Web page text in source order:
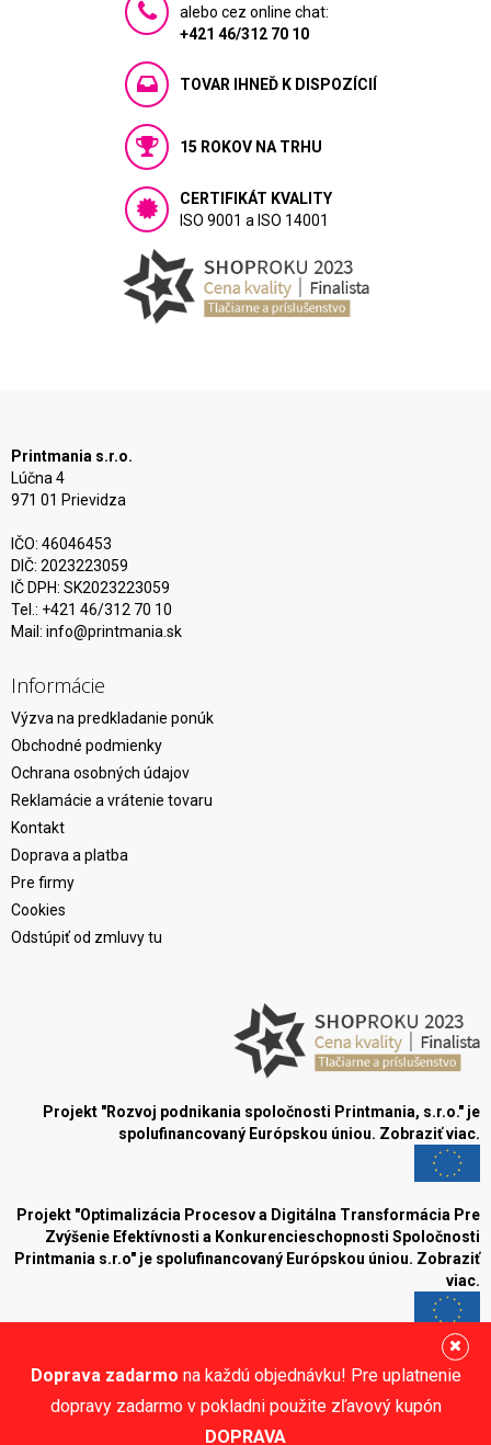
Doprava zadarmo na každú objednávku! Pre uplatnenie
dopravy zadarmo v pokladni použite zľavový kupón
DOPRAVA
alebo cez online chat:
+421 46/312 70 10
TOVAR IHNEĎ K DISPOZÍCIÍ
15 ROKOV NA TRHU
CERTIFIKÁT KVALITY
ISO 9001 a ISO 14001
Printmania s.r.o.
Lúčna 4
971 01 Prievidza
IČO: 46046453
DIČ: 2023223059
IČ DPH: SK2023223059
Tel.: +421 46/312 70 10
Mail: info@printmania.sk
Informácie
Výzva na predkladanie ponúk
Obchodné podmienky
Ochrana osobných údajov
Reklamácie a vrátenie tovaru
Kontakt
Doprava a platba
Pre firmy
Cookies
Odstúpiť od zmluvy tu
Projekt "Rozvoj podnikania spoločnosti Printmania, s.r.o." je
spolufinancovaný Európskou úniou. Zobraziť viac.
Projekt "Optimalizácia Procesov a Digitálna Transformácia Pre
Zvýšenie Efektívnosti a Konkurencieschopnosti Spoločnosti
Printmania s.r.o" je spolufinancovaný Európskou úniou. Zobraziť
viac.
Blog